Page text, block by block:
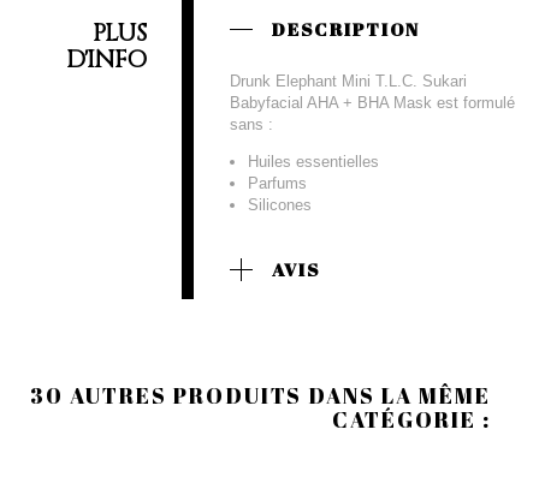
PLUS
D'INFO
DESCRIPTION
Drunk Elephant Mini T.L.C. Sukari
Babyfacial AHA + BHA Mask est formulé
sans :
Huiles essentielles
Parfums
Silicones
AVIS
30 AUTRES PRODUITS DANS LA MÊME
CATÉGORIE :